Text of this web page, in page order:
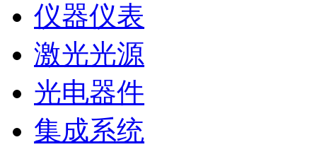
仪器仪表
激光光源
光电器件
集成系统